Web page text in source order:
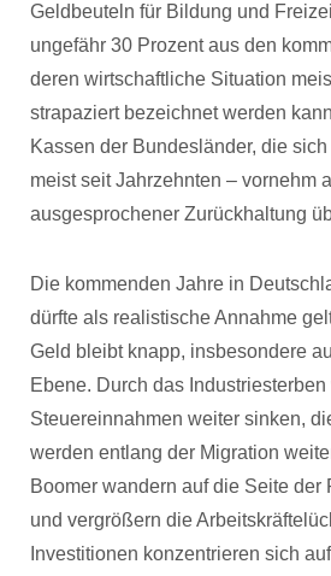
Geldbeuteln für Bildung und
ungefähr 30 Prozent aus den
deren wirtschaftliche Situation
strapaziert bezeichnet werden
Kassen der Bundesländer, die
meist seit Jahrzehnten – vornehm
ausgesprochener Zurückhaltung
Die kommenden Jahre in
dürfte als realistische Annahme
Geld bleibt knapp, insbesondere
Ebene. Durch das
Steuereinnahmen weiter sinken,
werden entlang der Migration
Boomer wandern auf die Seite der
und vergrößern die
Investitionen konzentrieren sich